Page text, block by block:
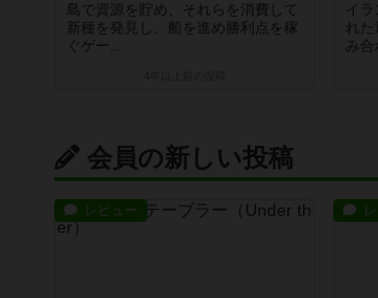
島で資源を貯め、それらを消費して
新種を発見し、船を進め勝利点を稼
ぐゲー...
イ
れた
み合
会員の新しい投稿
レビュー